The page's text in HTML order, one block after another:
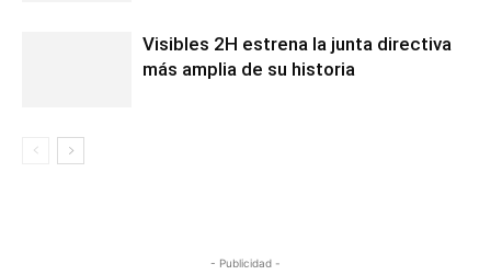
Visibles 2H estrena la junta directiva
más amplia de su historia
- Publicidad -